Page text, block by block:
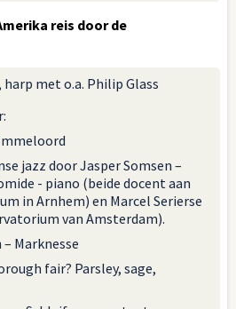
reis door de
harp met o.a. Philip Glass
jazz door Jasper Somsen –
- piano (beide docent aan
in Arnhem) en Marcel Serierse
van Amsterdam).
Marknesse
fair? Parsley, sage,